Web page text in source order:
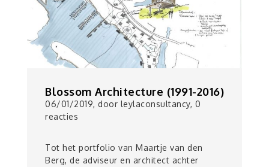
Blossom Architecture (1991-2016)
06/01/2019, door leylaconsultancy, 0
reacties
Tot het portfolio van Maartje van den
Berg, de adviseur en architect achter